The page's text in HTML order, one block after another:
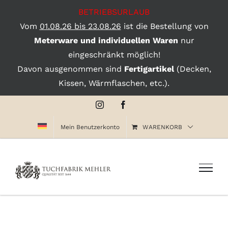
BETRIEBSURLAUB
Vom 01.08.26 bis 23.08.26 ist die Bestellung von
Meterware und individuellen Waren nur
eingeschränkt möglich!
Davon ausgenommen sind Fertigartikel(Decken,
Kissen, Wärmflaschen, etc.).
Instagram
Mein Benutzerkonto WARENKORB